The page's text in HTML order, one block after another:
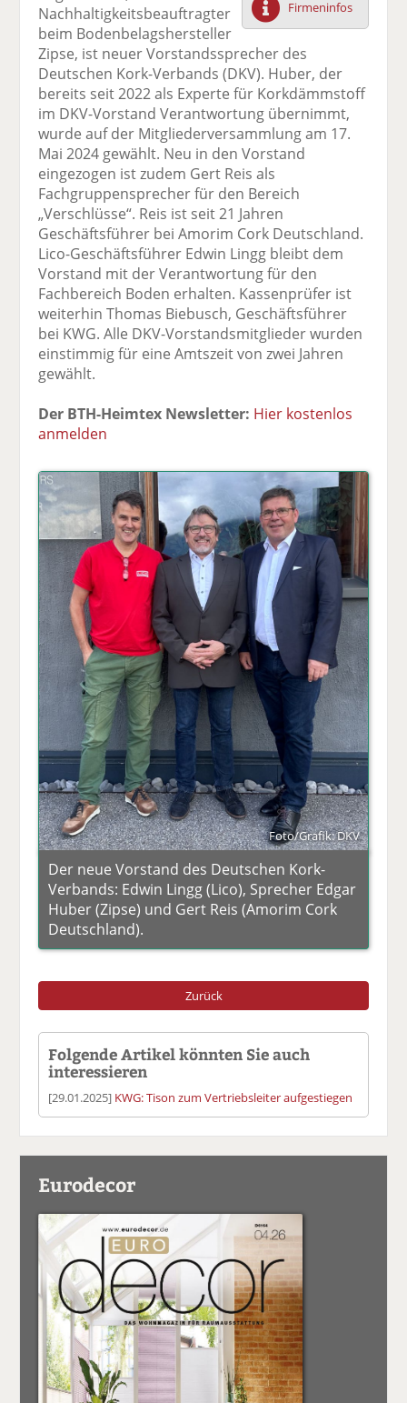
F
ac
e
b
o
o
k
te
e
n
tt
er
n
Li
n
e
di
n
te
E
m
l
v
er
se
ck
e
Firmeninfos
Nachhaltigkeitsbeauftragter
beim Bodenbelagshersteller
Zipse, ist neuer Vorstandssprecher des
Deutschen Kork-Verbands (DKV). Huber, der
bereits seit 2022 als Experte für Korkdämmstoff
im DKV-Vorstand Verantwortung übernimmt,
wurde auf der Mitgliederversammlung am 17.
Mai 2024 gewählt. Neu in den Vorstand
eingezogen ist zudem Gert Reis als
Fachgruppensprecher für den Bereich
„Verschlüsse“. Reis ist seit 21 Jahren
Geschäftsführer bei Amorim Cork Deutschland.
Lico-Geschäftsführer Edwin Lingg bleibt dem
Vorstand mit der Verantwortung für den
Fachbereich Boden erhalten. Kassenprüfer ist
weiterhin Thomas Biebusch, Geschäftsführer
bei KWG. Alle DKV-Vorstandsmitglieder wurden
einstimmig für eine Amtszeit von zwei Jahren
gewählt.
Der BTH-Heimtex Newsletter: Hier kostenlos
anmelden
Foto/Grafik: DKV
Der neue Vorstand des Deutschen Kork-
Verbands: Edwin Lingg (Lico), Sprecher Edgar
Huber (Zipse) und Gert Reis (Amorim Cork
Deutschland).
Zurück
Folgende Artikel könnten Sie auch
interessieren
[29.01.2025] KWG: Tison zum Vertriebsleiter aufgestiegen
Eurodecor